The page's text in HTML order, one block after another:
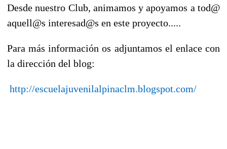
Desde nuestro Club, animamos y apoyamos a tod@
aquell@s interesad@s en este proyecto.....
Para más información os adjuntamos el enlace con
la dirección del blog:
http://escuelajuvenilalpinaclm.blogspot.com/